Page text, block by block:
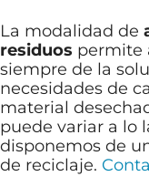
La modalidad de
residuos permite
siempre de la
necesidades de
material
puede variar a lo
disponemos de
de reciclaje.